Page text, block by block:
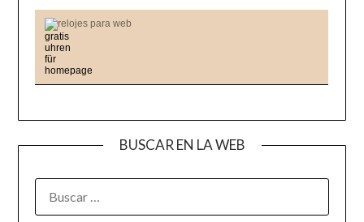
relojes para web
BUSCAR EN LA WEB